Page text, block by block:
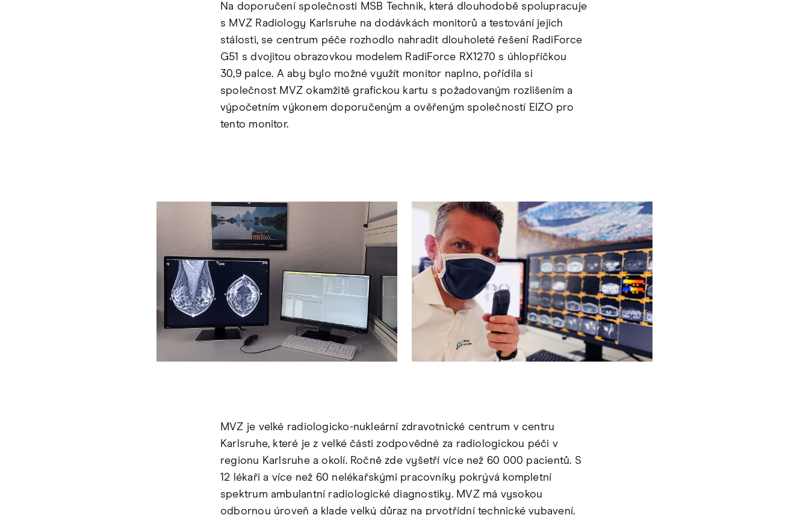
Na doporučení společnosti MSB Technik, která dlouhodobě spolupracuje
s MVZ Radiology Karlsruhe na dodávkách monitorů a testování jejich
stálosti, se centrum péče rozhodlo nahradit dlouholeté řešení RadiForce
G51 s dvojitou obrazovkou modelem RadiForce RX1270 s úhlopříčkou
30,9 palce. A aby bylo možné využít monitor naplno, pořídila si
společnost MVZ okamžitě grafickou kartu s požadovaným rozlišením a
výpočetním výkonem doporučeným a ověřeným společností EIZO pro
tento monitor.
MVZ je velké radiologicko-nukleární zdravotnické centrum v centru
Karlsruhe, které je z velké části zodpovědné za radiologickou péči v
regionu Karlsruhe a okolí. Ročně zde vyšetří více než 60 000 pacientů. S
12 lékaři a více než 60 nelékařskými pracovníky pokrývá kompletní
spektrum ambulantní radiologické diagnostiky. MVZ má vysokou
odbornou úroveň a klade velký důraz na prvotřídní technické vybavení.